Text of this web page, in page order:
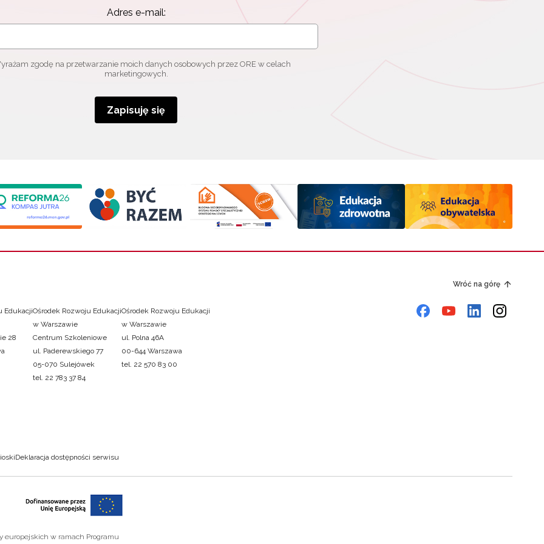
Adres e-mail:
zgodę na przetwarzanie moich danych osobowych przez ORE w celach
marketingowych.
Zapisuję się
Wróć na górę
Edukacji
28
Ośrodek Rozwoju Edukacji
w Warszawie
Centrum Szkoleniowe
ul. Paderewskiego 77
05-070 Sulejówek
tel. 22 783 37 84
Ośrodek Rozwoju Edukacji
w Warszawie
ul. Polna 46A
00-644 Warszawa
tel. 22 570 83 00
Deklaracja dostępności serwisu
europejskich w ramach Programu